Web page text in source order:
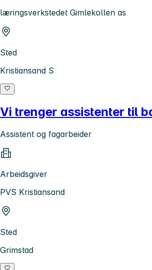
læringsverkstedet Gimlekollen as
Sted
Kristiansand S
Vi trenger assistenter til
Assistent og fagarbeider
Arbeidsgiver
PVS Kristiansand
Sted
Grimstad